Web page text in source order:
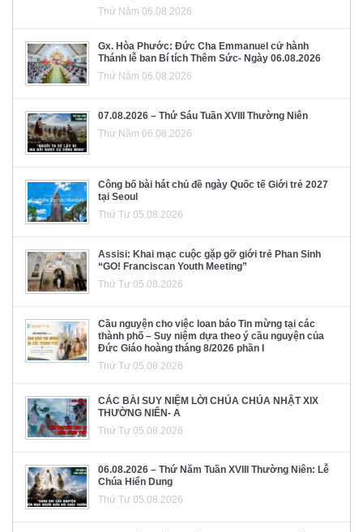
Thứ Năm 06.08.2026
Gx. Hòa Phước: Đức Cha Emmanuel cử hành
Thánh lễ ban Bí tích Thêm Sức- Ngày 06.08.2026
Thứ Năm 06.08.2026
07.08.2026 – Thứ Sáu Tuần XVIII Thường Niên
Thứ Năm 06.08.2026
Công bố bài hát chủ đề ngày Quốc tế Giới trẻ 2027
tại Seoul
Thứ Tư 05.08.2026
Assisi: Khai mạc cuộc gặp gỡ giới trẻ Phan Sinh
“GO! Franciscan Youth Meeting”
Thứ Tư 05.08.2026
Cầu nguyện cho việc loan báo Tin mừng tại các
thành phố – Suy niệm dựa theo ý cầu nguyện của
Đức Giáo hoàng tháng 8/2026 phần I
Thứ Tư 05.08.2026
CÁC BÀI SUY NIỆM LỜI CHÚA CHÚA NHẬT XIX
THƯỜNG NIÊN- A
Thứ Tư 05.08.2026
06.08.2026 – Thứ Năm Tuần XVIII Thường Niên: Lễ
Chúa Hiển Dung
Thứ Tư 05.08.2026